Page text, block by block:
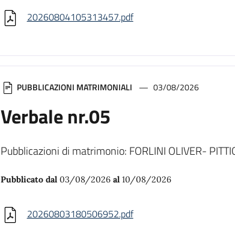
20260804105313457.pdf
PUBBLICAZIONI MATRIMONIALI 03/08/2026
Verbale nr.05
Pubblicazioni di matrimonio: FORLINI OLIVER-
Pubblicato dal 03/08/2026 al10/08/2026
20260803180506952.pdf